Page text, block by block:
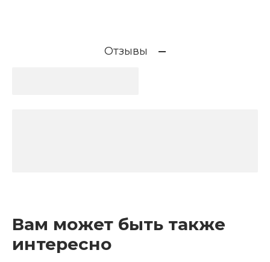
Отзывы
Вам может быть также
интересно